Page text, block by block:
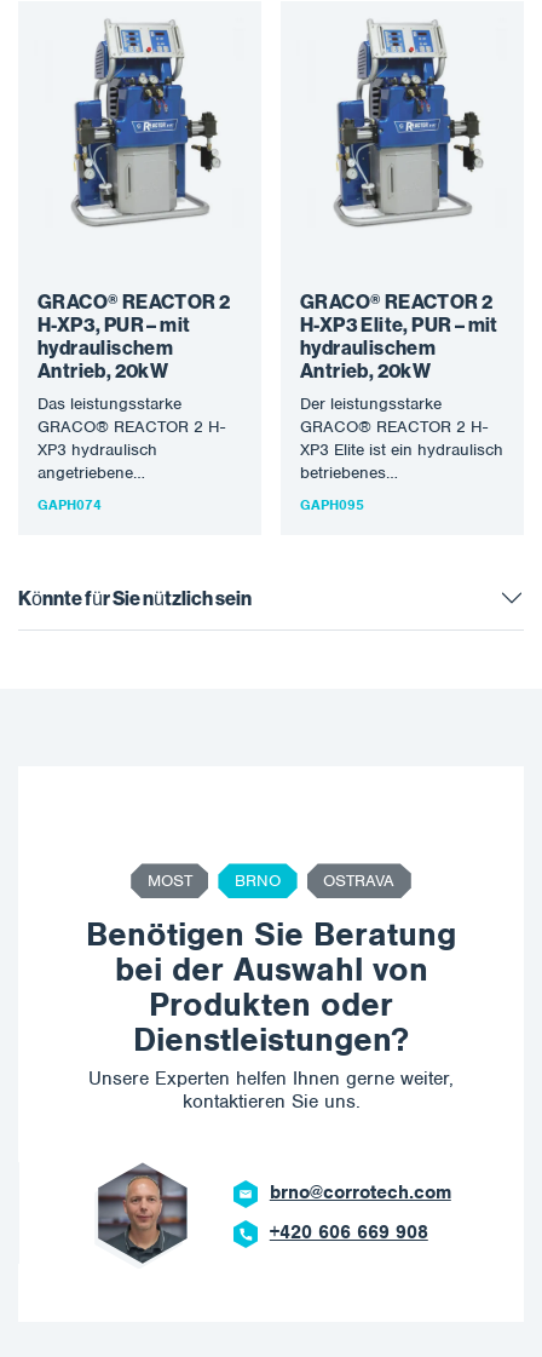
GRACO® REACTOR 2
H-XP3, PUR – mit
hydraulischem
Antrieb, 20kW
Das leistungsstarke
GRACO® REACTOR 2 H-
XP3 hydraulisch
angetriebene
Applikationssystem zum
neueste Generation der
Maschinen…
GAPH074
GRACO® REACTOR 2
H-XP3 Elite, PUR – mit
hydraulischem
Antrieb, 20kW
Der leistungsstarke
GRACO® REACTOR 2 H-
XP3 Elite ist ein hydraulisch
betriebenes
Applikationssystem zum
GAPH095
Könnte für Sie nützlich sein
MOST BRNO OSTRAVA
Benötigen Sie Beratung
bei der Auswahl von
Produkten oder
Dienstleistungen?
Unsere Experten helfen Ihnen gerne weiter,
kontaktieren Sie uns.
brno@corrotech.com
+420 606 669 908